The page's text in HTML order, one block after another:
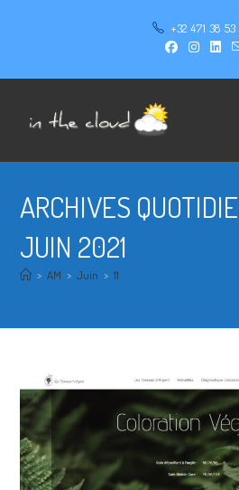
+32 471 38 53
ARCHIVES
JUIN 2021
> AM > Juin > 11